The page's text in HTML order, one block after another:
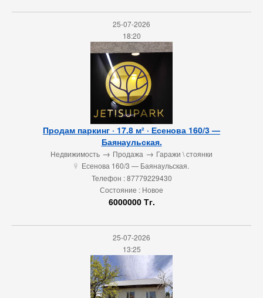
25-07-2026
18:20
Продам паркинг · 17.8 м² · Есенова 160/3 —
Баянаульская.
Недвижимость → Продажа → Гаражи \ стоянки
u Есенова 160/3 — Баянаульская.
Телефон : 87779229430
Состояние : Новое
6000000 Тг.
25-07-2026
13:25